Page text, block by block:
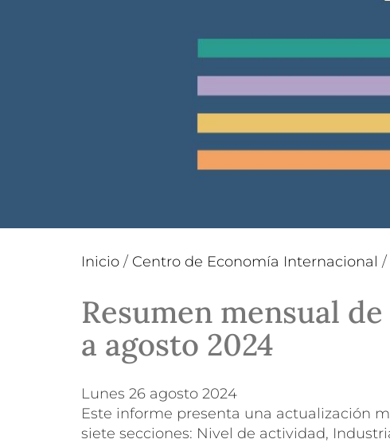
Inicio / Centro de Economía Internacional /
Resumen mensual
a agosto 2024
lunes 26 agosto 2024
Este informe presenta una actualización
siete secciones: Nivel de actividad,